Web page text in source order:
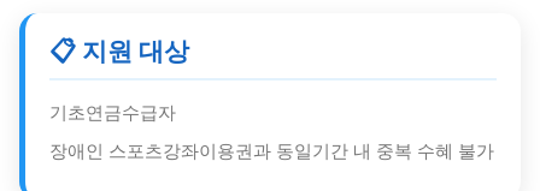
📋 지원 대상
기초연금수급자
장애인 스포츠강좌이용권과 동일기간 내 중복 수혜 불가